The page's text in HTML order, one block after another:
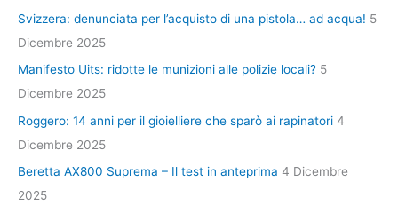
Svizzera: denunciata per l’acquisto di una pistola… ad acqua! 5
Dicembre 2025
Manifesto Uits: ridotte le munizioni alle polizie locali? 5
Dicembre 2025
Roggero: 14 anni per il gioielliere che sparò ai rapinatori 4
Dicembre 2025
Beretta AX800 Suprema – Il test in anteprima 4 Dicembre
2025